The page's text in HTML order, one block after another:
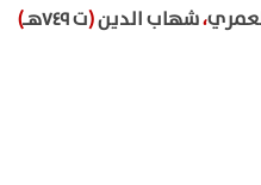
،شهاب الدين(ت ٧٤٩هـ
)